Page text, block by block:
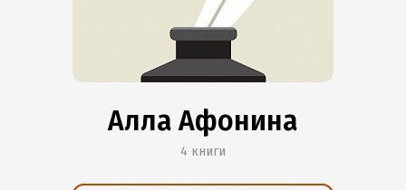
Алла Афонина
4 книги